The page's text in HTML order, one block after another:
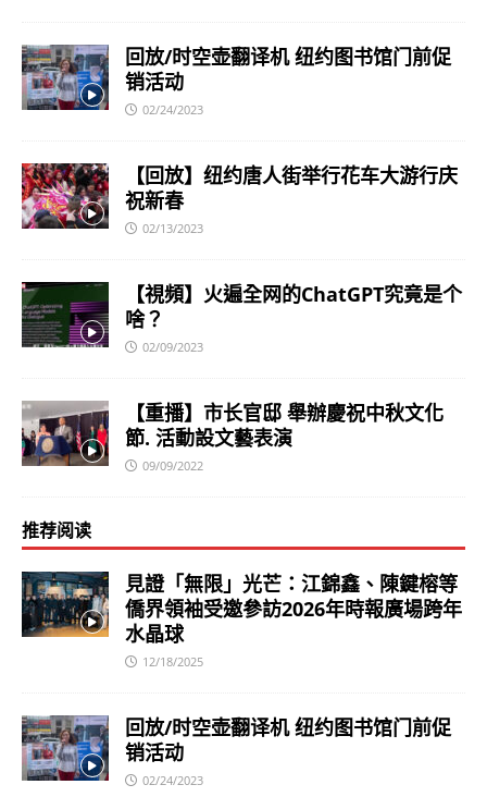
回放/时空壶翻译机 纽约图书馆门前促
销活动
02/24/2023
【回放】纽约唐人街举行花车大游行庆
祝新春
02/13/2023
【視頻】火遍全网的ChatGPT究竟是个
啥？
02/09/2023
【重播】市长官邸 舉辦慶祝中秋文化
節. 活動設文藝表演
09/09/2022
推荐阅读
見證「無限」光芒：江錦鑫、陳鍵榕等
僑界領袖受邀參訪2026年時報廣場跨年
水晶球
12/18/2025
回放/时空壶翻译机 纽约图书馆门前促
销活动
02/24/2023